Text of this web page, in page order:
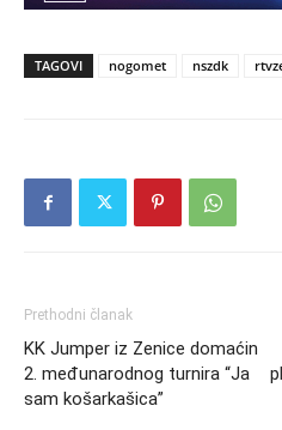
TAGOVI nogomet nszdk
Prethodni članak
KK Jumper iz Zenice domaćin
2. međunarodnog turnira “Ja
sam košarkašica”